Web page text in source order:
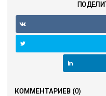
КОММЕНТАРИЕВ (0)